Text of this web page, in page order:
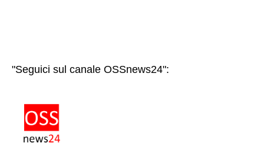
"Seguici sul canale OSSnews24":